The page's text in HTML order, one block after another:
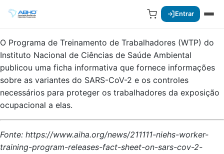
Entrar
O Programa de Treinamento de Trabalhadores (WTP) do
Instituto Nacional de Ciências de Saúde Ambiental
publicou uma ficha informativa que fornece informações
sobre as variantes do SARS-CoV-2 e os controles
necessários para proteger os trabalhadores da exposição
ocupacional a elas.
Fonte: https://www.aiha.org/news/211111-niehs-worker-
training-program-releases-fact-sheet-on-sars-cov-2-